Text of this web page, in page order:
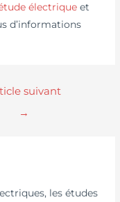
électrique et
d’informations
suivant
→
les études